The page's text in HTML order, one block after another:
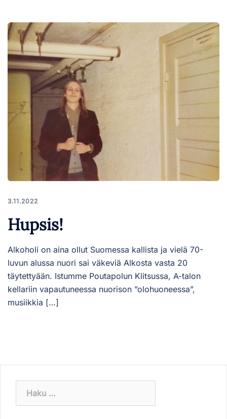
3.11.2022
Hupsis!
Alkoholi on aina ollut Suomessa kallista ja vielä 70-
luvun alussa nuori sai väkeviä Alkosta vasta 20
täytettyään. Istumme Poutapolun Klitsussa, A-talon
kellariin vapautuneessa nuorison ”olohuoneessa”,
musiikkia […]